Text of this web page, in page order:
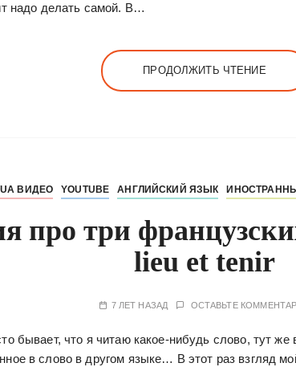
надо делать самой. В…
ПРОДОЛЖИТЬ ЧТЕНИЕ
ВИДЕО YOUTUBE АНГЛИЙСКИЙ ЯЗЫК
про три
lieu et tenir
7 ЛЕТ НАЗАД ОСТАВЬТЕ
бывает, что я читаю какое-нибудь слово, тут
в слово в другом языке… В этот раз взгляд